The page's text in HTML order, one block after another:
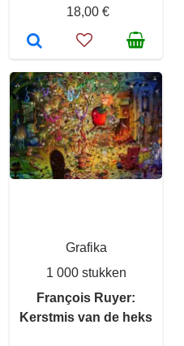
18,00 €
Grafika
1 000 stukken
François Ruyer:
Kerstmis van de heks